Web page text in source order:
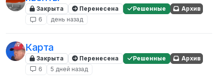
Закрыта Перенесена Решенные
Архив
6
день назад
Карта
Закрыта Перенесена Решенные
Архив
6
5 дней назад